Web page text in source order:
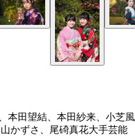
井頭愛海、本田望結、本田
、 井本彩花、奥山かずさ、
本田望結、本田紗来、小芝風
かずさ、尾碕真花大手芸能